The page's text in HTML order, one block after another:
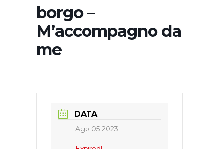
borgo –
M’accompagno da
me
DATA
Ago 05 2023